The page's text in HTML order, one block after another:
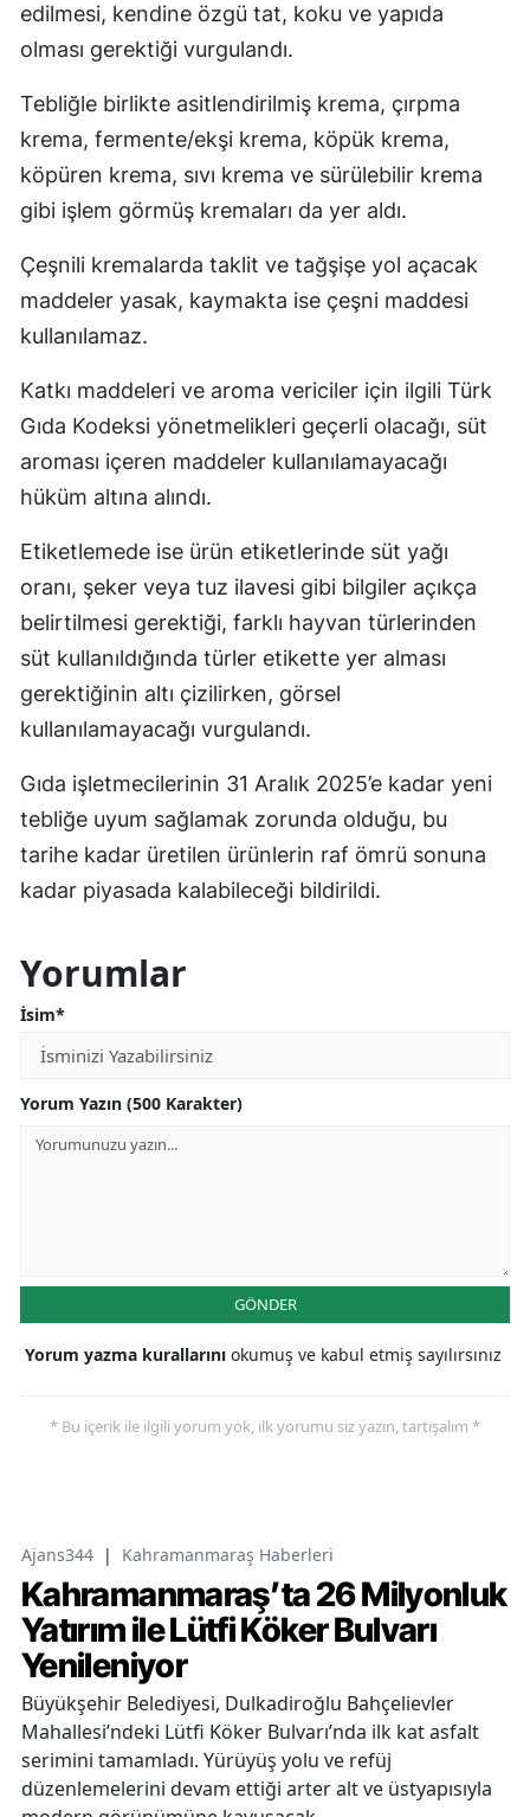
edilmesi, kendine özgü tat, koku ve yapıda
olması gerektiği vurgulandı.
Tebliğle birlikte asitlendirilmiş krema, çırpma
krema, fermente/ekşi krema, köpük krema,
köpüren krema, sıvı krema ve sürülebilir krema
gibi işlem görmüş kremaları da yer aldı.
Çeşnili kremalarda taklit ve tağşişe yol açacak
maddeler yasak, kaymakta ise çeşni maddesi
kullanılamaz.
Katkı maddeleri ve aroma vericiler için ilgili Türk
Gıda Kodeksi yönetmelikleri geçerli olacağı, süt
aroması içeren maddeler kullanılamayacağı
hüküm altına alındı.
Etiketlemede ise ürün etiketlerinde süt yağı
oranı, şeker veya tuz ilavesi gibi bilgiler açıkça
belirtilmesi gerektiği, farklı hayvan türlerinden
süt kullanıldığında türler etikette yer alması
gerektiğinin altı çizilirken, görsel
kullanılamayacağı vurgulandı.
Gıda işletmecilerinin 31 Aralık 2025’e kadar yeni
tebliğe uyum sağlamak zorunda olduğu, bu
tarihe kadar üretilen ürünlerin raf ömrü sonuna
kadar piyasada kalabileceği bildirildi.
Yorumlar
İsim*
Yorum Yazın (500 Karakter)
GÖNDER
Yorum yazma kurallarını okumuş ve kabul etmiş sayılırsınız
* Bu içerik ile ilgili yorum yok, ilk yorumu siz yazın, tartışalım *
Ajans344 | Kahramanmaraş Haberleri
Kahramanmaraş’ta 26 Milyonluk
Yatırım ile Lütfi Köker Bulvarı
Yenileniyor
Büyükşehir Belediyesi, Dulkadiroğlu Bahçelievler
Mahallesi’ndeki Lütfi Köker Bulvarı’nda ilk kat asfalt
serimini tamamladı. Yürüyüş yolu ve refüj
düzenlemelerini devam ettiği arter alt ve üstyapısıyla